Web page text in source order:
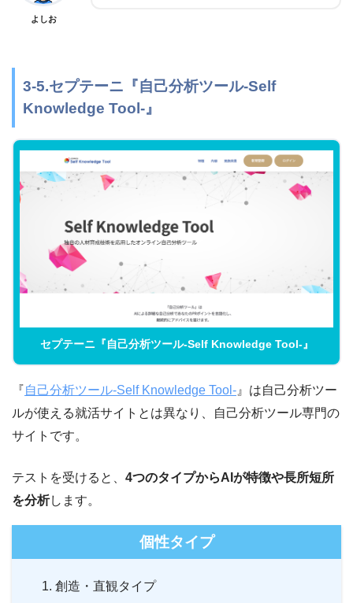
よしお
3-5.セプテーニ『自己分析ツール-Self
Knowledge Tool-』
セプテーニ『自己分析ツール-Self Knowledge Tool-』
『自己分析ツール-Self Knowledge Tool- 』は自己分析ツー
ルが使える就活サイトとは異なり、自己分析ツール専門の
サイトです。
テストを受けると、 4つのタイプからAIが特徴や長所短所
を分析します。
個性タイプ
創造・直観タイプ